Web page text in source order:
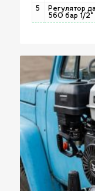
5
Регулятор
560 бар 1/2"